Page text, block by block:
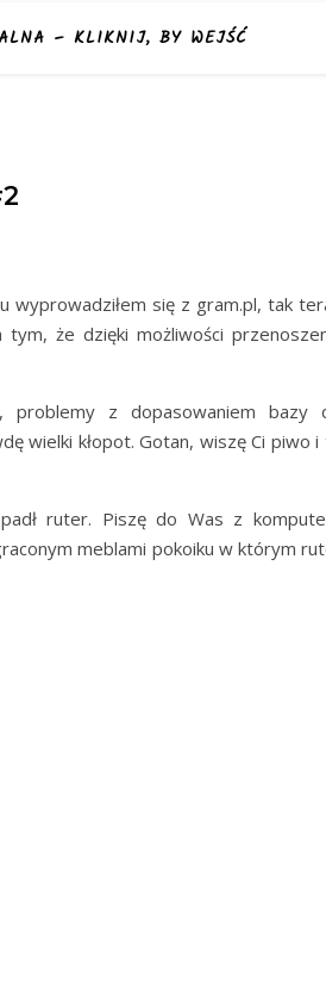
– KLIKNIJ, BY WEJŚĆ
wyprowadziłem się z gram.pl, tak
że dzięki możliwości
problemy z dopasowaniem bazy
wielki kłopot. Gotan, wiszę Ci piwo i
ruter. Piszę do Was z
meblami pokoiku w którym